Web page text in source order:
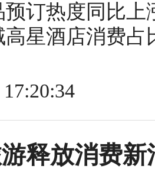
订热度同比上
高星酒店消费
释放消费新